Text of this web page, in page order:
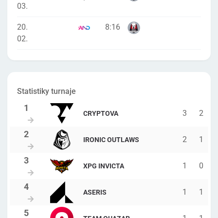
03.
20.
02.
8:16
Statistiky turnaje
CRYPTOVA 3 2
IRONIC OUTLAWS 2 1
XPG INVICTA 1 0
ASERIS 1 1